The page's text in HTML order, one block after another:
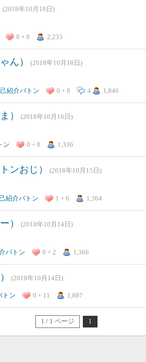
(2018年10月18日)
0 + 8 2,233
ん） (2018年10月18日)
紹介バトン 0 + 8 4 1,840
） (2018年10月16日)
ン 0 + 8 1,336
ンおじ） (2018年10月15日)
紹介バトン 1 + 6 1,364
） (2018年10月14日)
バトン 0 + 2 1,366
(2018年10月14日)
トン 0 + 11 1,887
1 / 1 ページ 1